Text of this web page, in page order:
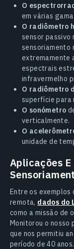
O
em várias
O radiômetro
sensor passivo
sensoriamento
extremamente
espectrais
infravermelho
O radiômetro
superfície para
O sonómetro
verticalmente.
O
unidade de
Aplicações
Entre os exemplos
remota, dados do
como a missão de
Monitorou o nosso
que nos permitiu
período de 40